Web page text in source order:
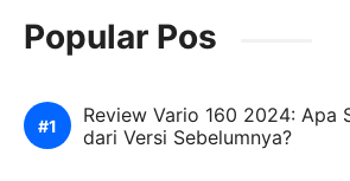
Popular Pos
Review Vario 160 2024: Apa
dari Versi Sebelumnya?